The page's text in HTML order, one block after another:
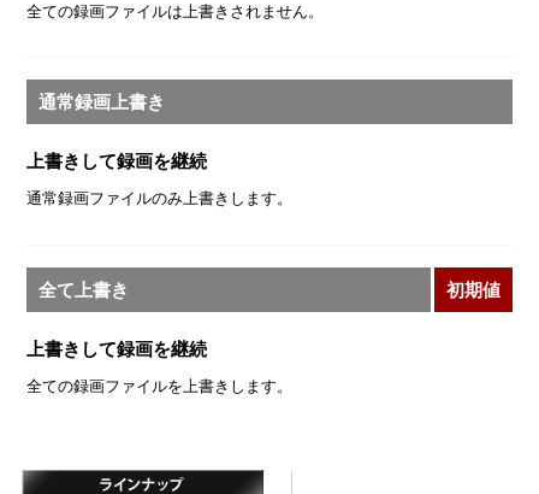
全ての録画ファイルは上書きされません。
通常録画上書き
上書きして録画を継続
通常録画ファイルのみ上書きします。
全て上書き 初期値
上書きして録画を継続
全ての録画ファイルを上書きします。